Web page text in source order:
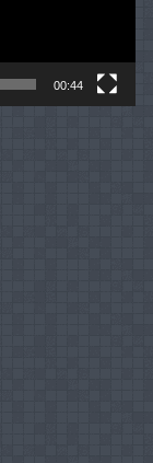
00:44